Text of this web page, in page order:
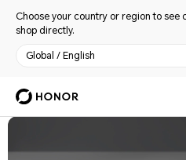
Choose your country or region to see
shop directly.
Global / English